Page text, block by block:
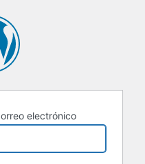
electrónico